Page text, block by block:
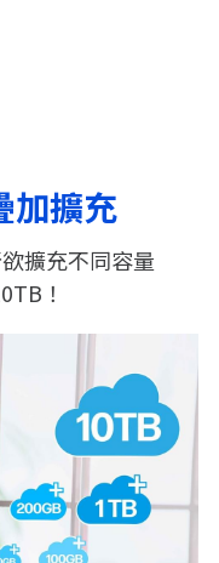
加擴充
擴充不同容量
！